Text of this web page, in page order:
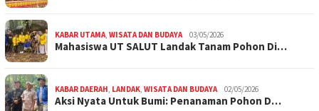
KABAR UTAMA, WISATA DAN BUDAYA 03/05/2026
Mahasiswa UT SALUT Landak Tanam Pohon Di…
KABAR DAERAH, LANDAK, WISATA DAN BUDAYA 02/05/2026
Aksi Nyata Untuk Bumi: Penanaman Pohon D…